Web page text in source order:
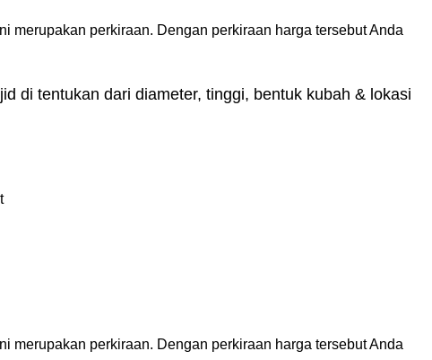
merupakan perkiraan. Dengan perkiraan harga tersebut Anda
di tentukan dari diameter, tinggi, bentuk kubah & lokasi
merupakan perkiraan. Dengan perkiraan harga tersebut Anda